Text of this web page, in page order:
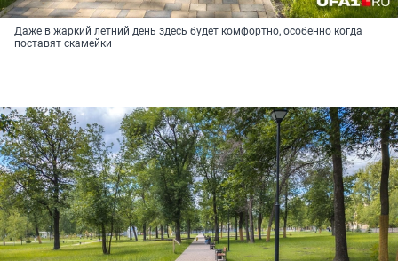
Даже в жаркий летний день здесь будет комфортно, особенно когда
поставят скамейки